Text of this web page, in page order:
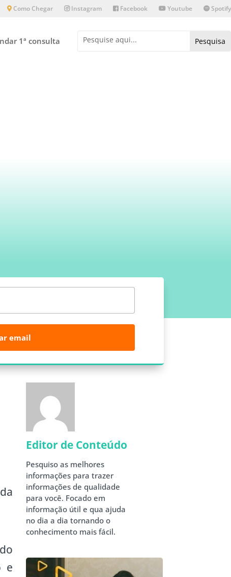
Como Chegar Instagram Facebook Youtube Spotify
1ª consulta
email
e
Editor de Conteúdo
Pesquiso as melhores
informações para trazer
informações de qualidade
para você. Focado em
informação útil e qua ajuda
no dia a dia tornando o
conhecimento mais fácil.